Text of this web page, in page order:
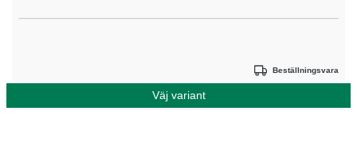
Beställningsvara
Väj variant